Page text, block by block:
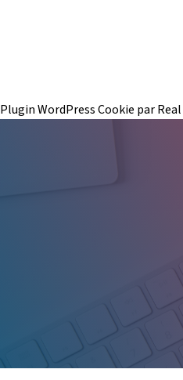
Plugin WordPress Cookie par